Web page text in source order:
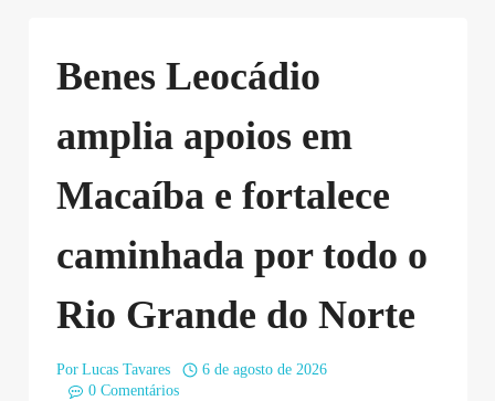
Benes Leocádio
amplia apoios em
Macaíba e fortalece
caminhada por todo o
Rio Grande do Norte
Por Lucas Tavares
6 de agosto de 2026
0 Comentários